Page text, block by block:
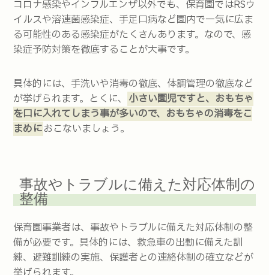
コロナ感染やインフルエンザ以外でも、保育園ではRSウ
イルスや溶連菌感染症、手足口病など園内で一気に広ま
る可能性のある感染症がたくさんあります。なので、感
染症予防対策を徹底することが大事です。
具体的には、手洗いや消毒の徹底、体調管理の徹底など
が挙げられます。とくに、 小さい園児ですと、おもちゃ
を口に入れてしまう事が多いので、おもちゃの消毒をこ
まめにおこないましょう。
事故やトラブルに備えた対応体制の
整備
保育園事業者は、事故やトラブルに備えた対応体制の整
備が必要です。具体的には、救急車の出動に備えた訓
練、避難訓練の実施、保護者との連絡体制の確立などが